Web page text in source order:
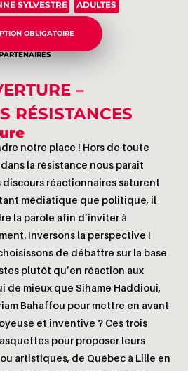
–
RÉSISTANCES
notre place ! Hors de toute
la résistance nous parait
discours réactionnaires saturent
tant médiatique que politique, il
la parole afin d’inviter à
Inversons la perspective !
de débattre sur la base
plutôt qu’en réaction aux
de mieux que Sihame Haddioui,
Bahaffou pour mettre en avant
et inventive ? Ces trois
pour proposer leurs
artistiques, de Québec à Lille en
SYLVESTRE
ADULTES
OBLIGATOIRE